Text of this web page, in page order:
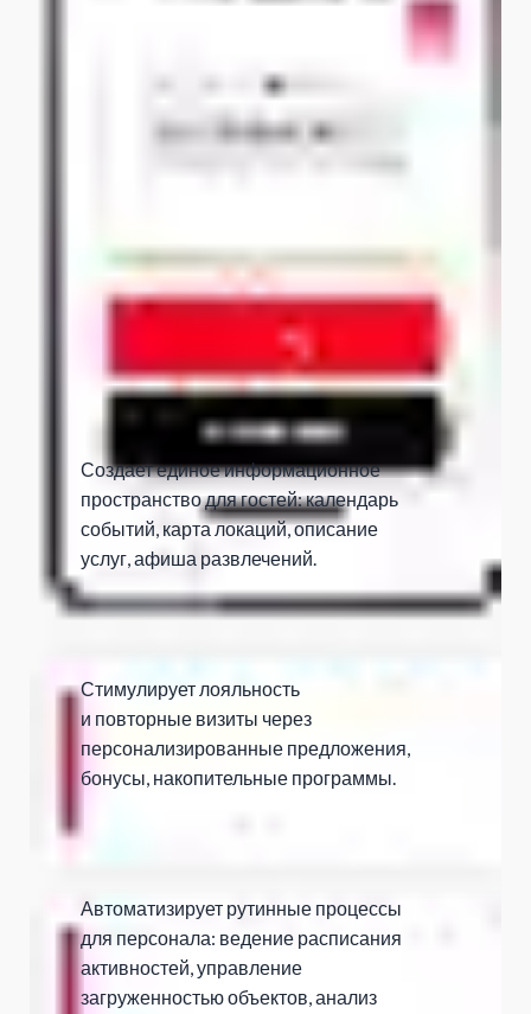
Автоматизирует рутинные процессы
для персонала: ведение расписания
активностей, управление
загруженностью объектов, анализ
Стимулирует лояльность
и повторные визиты через
персонализированные предложения,
бонусы, накопительные программы.
Создает единое информационное
пространство для гостей: календарь
событий, карта локаций, описание
услуг, афиша развлечений.